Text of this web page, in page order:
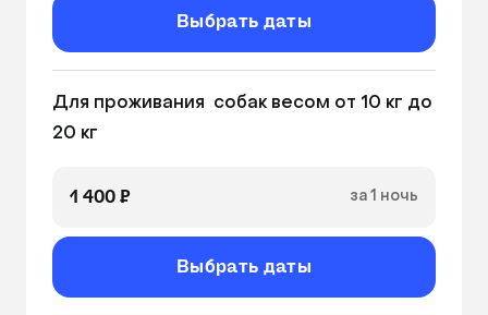
Выбрать даты
Для проживания  собак весом от 10 кг до
20 кг
1 400 ₽ за 1 ночь
Выбрать даты